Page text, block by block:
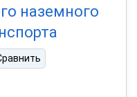
наземного